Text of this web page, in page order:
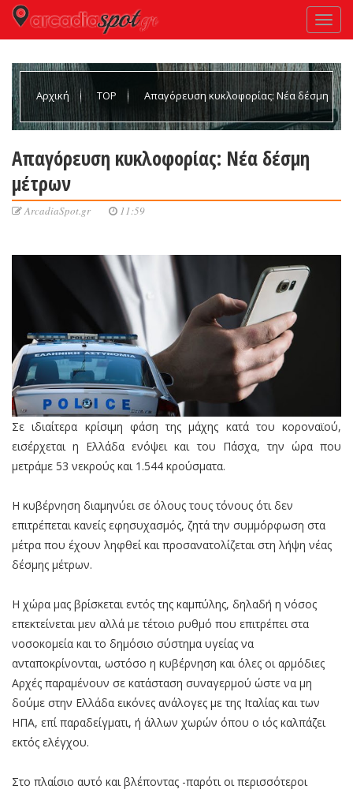
Αρχική TOP Απαγόρευση κυκλοφορίας: Νέα δέσμη
Απαγόρευση κυκλοφορίας: Νέα δέσμη
μέτρων
ArcadiaSpot.gr 11:59
Σε ιδιαίτερα κρίσιμη φάση της μάχης κατά του κοροναϊού,
εισέρχεται η Ελλάδα ενόψει και του Πάσχα, την ώρα που
μετράμε 53 νεκρούς και 1.544 κρούσματα.
Η κυβέρνηση διαμηνύει σε όλους τους τόνους ότι δεν
επιτρέπεται κανείς εφησυχασμός, ζητά την συμμόρφωση στα
μέτρα που έχουν ληφθεί και προσανατολίζεται στη λήψη νέας
δέσμης μέτρων.
Η χώρα μας βρίσκεται εντός της καμπύλης, δηλαδή η νόσος
επεκτείνεται μεν αλλά με τέτοιο ρυθμό που επιτρέπει στα
νοσοκομεία και το δημόσιο σύστημα υγείας να
ανταποκρίνονται, ωστόσο η κυβέρνηση και όλες οι αρμόδιες
Αρχές παραμένουν σε κατάσταση συναγερμού ώστε να μη
δούμε στην Ελλάδα εικόνες ανάλογες με της Ιταλίας και των
ΗΠΑ, επί παραδείγματι, ή άλλων χωρών όπου ο ιός καλπάζει
εκτός ελέγχου.
Στο πλαίσιο αυτό και βλέποντας -παρότι οι περισσότεροι